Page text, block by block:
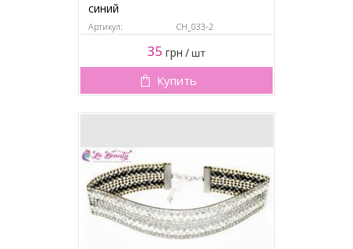
синий
Артикул: CH_033-2
35 грн /шт
Купить